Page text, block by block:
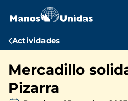
contenido
Ruta
navegación
Actividades
Mercadillo
Pizarra